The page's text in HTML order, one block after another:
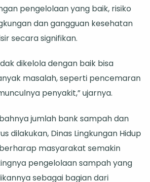
pengelolaan yang baik, risiko
dan gangguan kesehatan
secara signifikan.
dikelola dengan baik bisa
masalah, seperti pencemaran
penyakit,” ujarnya.
jumlah bank sampah dan
dilakukan, Dinas Lingkungan Hidup
masyarakat semakin
pengelolaan sampah yang
sebagai bagian dari